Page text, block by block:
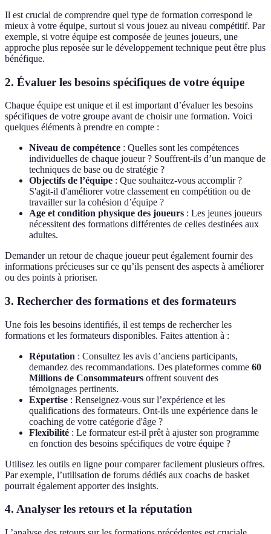
Il est crucial de comprendre quel type de formation correspond le
mieux à votre équipe, surtout si vous jouez au niveau compétitif. Par
exemple, si votre équipe est composée de jeunes joueurs, une
approche plus reposée sur le développement technique peut être plus
bénéfique.
2. Évaluer les besoins spécifiques de votre équipe
Chaque équipe est unique et il est important d’évaluer les besoins
spécifiques de votre groupe avant de choisir une formation. Voici
quelques éléments à prendre en compte :
Niveau de compétence : Quelles sont les compétences
individuelles de chaque joueur ? Souffrent-ils d’un manque de
techniques de base ou de stratégie ?
Objectifs de l’équipe : Que souhaitez-vous accomplir ?
S'agit-il d'améliorer votre classement en compétition ou de
travailler sur la cohésion d’équipe ?
Age et condition physique des joueurs : Les jeunes joueurs
nécessitent des formations différentes de celles destinées aux
adultes.
Demander un retour de chaque joueur peut également fournir des
informations précieuses sur ce qu’ils pensent des aspects à améliorer
ou des points à prioriser.
3. Rechercher des formations et des formateurs
Une fois les besoins identifiés, il est temps de rechercher les
formations et les formateurs disponibles. Faites attention à :
Réputation : Consultez les avis d’anciens participants,
demandez des recommandations. Des plateformes comme 60
Millions de Consommateurs offrent souvent des
témoignages pertinents.
Expertise : Renseignez-vous sur l’expérience et les
qualifications des formateurs. Ont-ils une expérience dans le
coaching de votre catégorie d'âge ?
Flexibilité : Le formateur est-il prêt à ajuster son programme
en fonction des besoins spécifiques de votre équipe ?
Utilisez les outils en ligne pour comparer facilement plusieurs offres.
Par exemple, l’utilisation de forums dédiés aux coachs de basket
pourrait également apporter des insights.
4. Analyser les retours et la réputation